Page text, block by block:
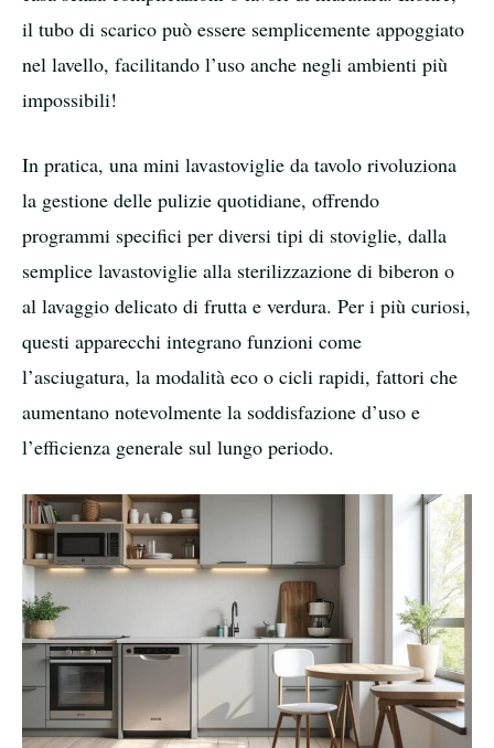
il tubo di scarico può essere semplicemente appoggiato
nel lavello, facilitando l’uso anche negli ambienti più
impossibili!
In pratica, una mini lavastoviglie da tavolo rivoluziona
la gestione delle pulizie quotidiane, offrendo
programmi specifici per diversi tipi di stoviglie, dalla
semplice lavastoviglie alla sterilizzazione di biberon o
al lavaggio delicato di frutta e verdura. Per i più curiosi,
questi apparecchi integrano funzioni come
l’asciugatura, la modalità eco o cicli rapidi, fattori che
aumentano notevolmente la soddisfazione d’uso e
l’efficienza generale sul lungo periodo.